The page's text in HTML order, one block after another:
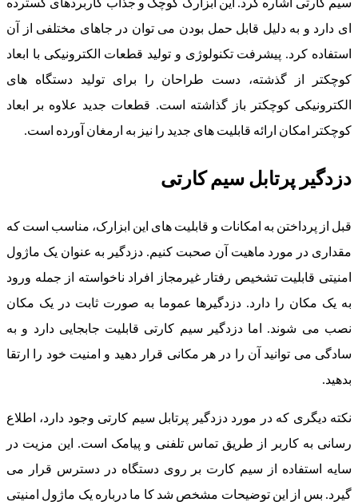
ای دارد و به دلیل قابل حمل بودن می توان در جاهای مختلفی از آن
استفاده کرد. پیشرفت تکنولوژی و تولید قطعات الکترونیکی با ابعاد
کوچکتر از گذشته، دست طراحان را برای تولید دستگاه های
الکترونیکی کوچکتر باز گذاشته است. قطعات جدید علاوه بر ابعاد
کوچکتر امکان ارائه قابلیت های جدید را نیز به ارمغان آورده است.
دزدگیر پرتابل سیم کارتی
قبل از پرداختن به امکانات و قابلیت های این ابزارک، مناسب است که
مقداری در مورد ماهیت آن صحبت کنیم. دزدگیر به عنوان یک ماژول
امنیتی قابلیت تشخیص رفتار غیرمجاز افراد ناخواسته از جمله ورود
به یک مکان را دارد. دزدگیرها عموما به صورت ثابت در یک مکان
نصب می شوند. اما دزدگیر سیم کارتی قابلیت جابجایی دارد و به
سادگی می توانید آن را در هر مکانی قرار دهید و امنیت خود را ارتقا
بدهید.
نکته دیگری که در مورد دزدگیر پرتابل سیم کارتی وجود دارد، اطلاع
رسانی به کاربر از طریق تماس تلفنی و پیامک است. این مزیت در
سایه استفاده از سیم کارت بر روی دستگاه در دسترس قرار می
گیرد. بس از این توضیحات مشخص شد کا ما درباره یک ماژول امنیتی